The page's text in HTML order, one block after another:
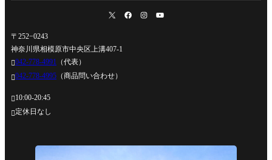
〒252−0243
神奈川県相模原市中央区上溝407-1
042-778-4991 （代表）
042-778-4995 （商品問い合わせ）
10:00-20:45
定休日なし